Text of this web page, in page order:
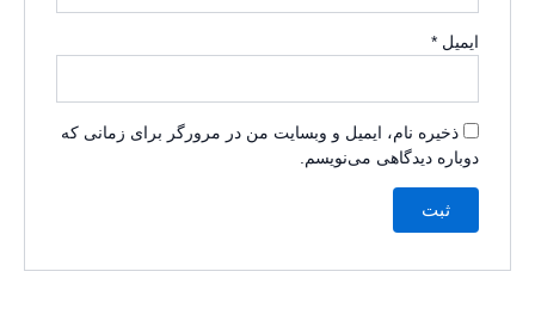
ایمیل*
ذخیره نام، ایمیل و وبسایت من در مرورگر برای زمانی که
دوباره دیدگاهی می‌نویسم.